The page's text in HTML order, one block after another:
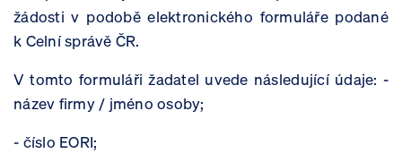
žádosti v podobě elektronického formuláře podané
k Celní správě ČR.
V tomto formuláři žadatel uvede následující údaje: -
název firmy / jméno osoby;
- číslo EORI;